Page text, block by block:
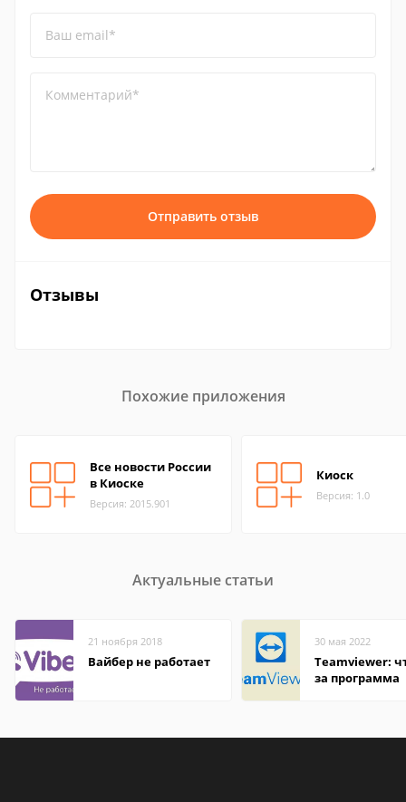
Ваш email*
Комментарий*
Отправить отзыв
Отзывы
Похожие приложения
Все новости России
в Киоске
Версия: 2015.901
Киоск
Версия: 1.0
Актуальные статьи
21 ноября 2018
Вайбер не работает
30 мая 2022
Teamviewer:
за программа